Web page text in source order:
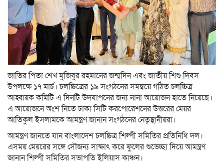
জাতির পিতা শেখ মুজিবুর রহমানের জন্মদিন এবং জাতীয় শিশু দিবস
উপলক্ষে ১৭ মার্চ। চলচ্চিত্রের ১৯ সংগঠনের সমন্বয়ে গঠিত চলচ্চিত্র
আহ্বায়ক কমিটি এ দিনটি উদযাপনের জন্য নানা আয়োজন হাতে নিয়েছে।
এ আয়োজনে অংশ নিতে ঢাকা সিটি করপোরেশনের উত্তরের মেয়র
আতিকুল ইসলামকে আমন্ত্রণ জানান সংগঠনের নেতৃস্থানীয়রা।
আমন্ত্রণ জানতে যান বাংলাদেশ চলচ্চিত্র শিল্পী সমিতির প্রতিনিধি দল।
এসময় মেয়রের সঙ্গে সৌজন্য সাক্ষাৎ করে ফুলের শুভেচ্ছা দিয়ে আমন্ত্রণ
জানান শিল্পী সমিতির সভাপতি ইলিয়াস কাঞ্চন।